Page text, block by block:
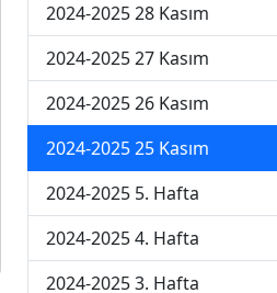
2024-2025 28 Kasım
2024-2025 27 Kasım
2024-2025 26 Kasım
2024-2025 25 Kasım
2024-2025 5. Hafta
2024-2025 4. Hafta
2024-2025 3. Hafta